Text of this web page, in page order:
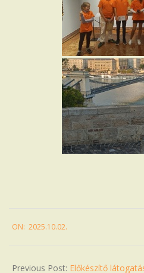
10-
ON: 2025.10.02.
Previous Post: Előkészítő